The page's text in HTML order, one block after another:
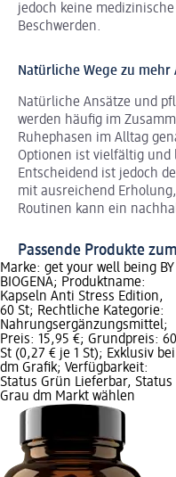
jedoch keine
Beschwerden.
Natürliche Wege zu mehr
Natürliche Ansätze und
werden häufig im
Ruhephasen im Alltag
Optionen ist vielfältig und
Entscheidend ist jedoch
mit ausreichend
Routinen kann ein
Passende Produkte
Marke: get your well being BY
BIOGENA; Produktname:
Kapseln Anti Stress Edition,
60 St; Rechtliche Kategorie:
Nahrungsergänzungsmittel;
Preis: 15,95 €; Grundpreis: 60
St (0,27 € je 1 St); Exklusiv bei
dm Grafik; Verfügbarkeit:
Status Grün Lieferbar, Status
Grau dm Markt wählen